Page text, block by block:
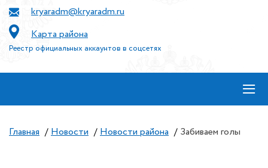
kryaradm@kryaradm.ru
Карта района
Реестр официальных аккаунтов в соцсетях
≡
Главная / Новости / Новости района / Забиваем голы